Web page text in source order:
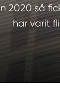
2020 så
har varit